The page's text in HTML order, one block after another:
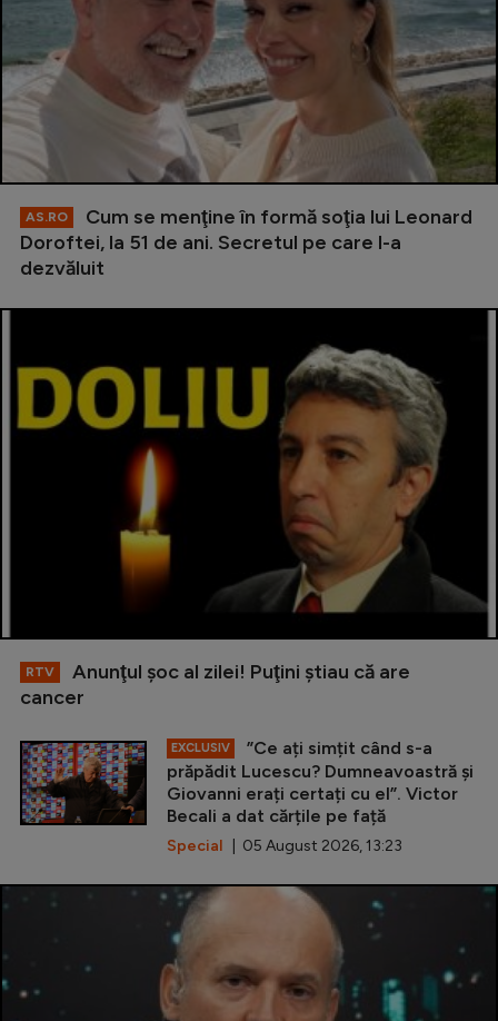
AS.RO
Cum se menţine în formă soţia lui Leonard
Doroftei, la 51 de ani. Secretul pe care l-a
dezvăluit
RTV
Anunţul şoc al zilei! Puţini ştiau că are
cancer
EXCLUSIV
”Ce ați simțit când s-a
prăpădit Lucescu? Dumneavoastră și
Giovanni erați certați cu el”. Victor
Becali a dat cărțile pe față
Special | 05 August 2026, 13:23